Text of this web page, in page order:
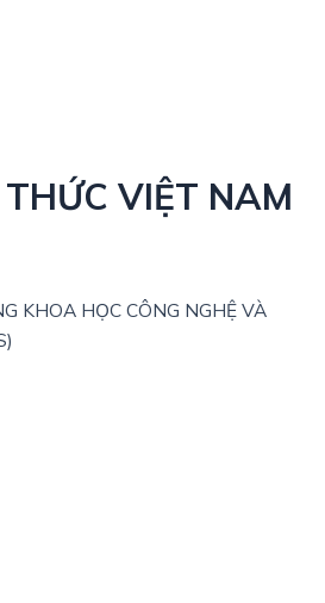
VIỆT NAM
KHOA HỌC CÔNG NGHỆ VÀ